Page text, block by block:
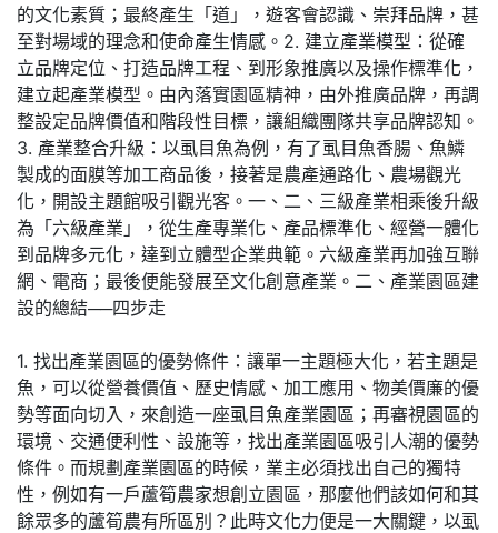
的文化素質；最終產生「道」，遊客會認識、崇拜品牌，甚
至對場域的理念和使命產生情感。2. 建立產業模型：從確
立品牌定位、打造品牌工程、到形象推廣以及操作標準化，
建立起產業模型。由內落實園區精神，由外推廣品牌，再調
整設定品牌價值和階段性目標，讓組織團隊共享品牌認知。
3. 產業整合升級：以虱目魚為例，有了虱目魚香腸、魚鱗
製成的面膜等加工商品後，接著是農產通路化、農場觀光
化，開設主題館吸引觀光客。一、二、三級產業相乘後升級
為「六級產業」，從生產專業化、產品標準化、經營一體化
到品牌多元化，達到立體型企業典範。六級產業再加強互聯
網、電商；最後便能發展至文化創意產業。二、產業園區建
設的總結──四步走
1. 找出產業園區的優勢條件：讓單一主題極大化，若主題是
魚，可以從營養價值、歷史情感、加工應用、物美價廉的優
勢等面向切入，來創造一座虱目魚產業園區；再審視園區的
環境、交通便利性、設施等，找出產業園區吸引人潮的優勢
條件。而規劃產業園區的時候，業主必須找出自己的獨特
性，例如有一戶蘆筍農家想創立園區，那麼他們該如何和其
餘眾多的蘆筍農有所區別？此時文化力便是一大關鍵，以虱